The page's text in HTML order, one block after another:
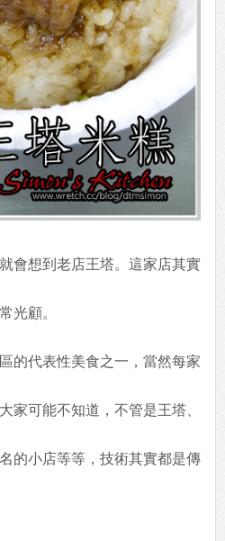
會想到老店王塔。這家店其實
光顧。
的代表性美食之一，當然每家
家可能不知道，不管是王塔、
的小店等等，技術其實都是傳